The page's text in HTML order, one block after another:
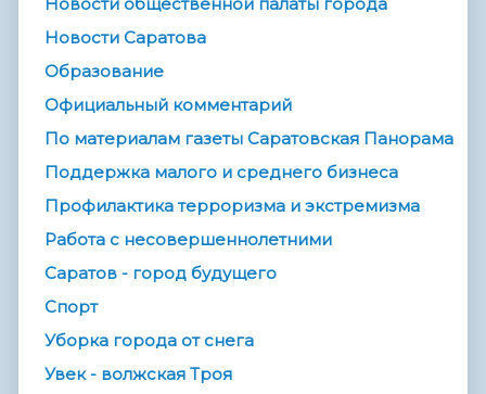
Новости Саратова
Образование
Официальный комментарий
По материалам газеты Саратовская Панорама
Поддержка малого и среднего бизнеса
Профилактика терроризма и экстремизма
Работа с несовершеннолетними
Саратов - город будущего
Спорт
Уборка города от снега
Увек - волжская Троя